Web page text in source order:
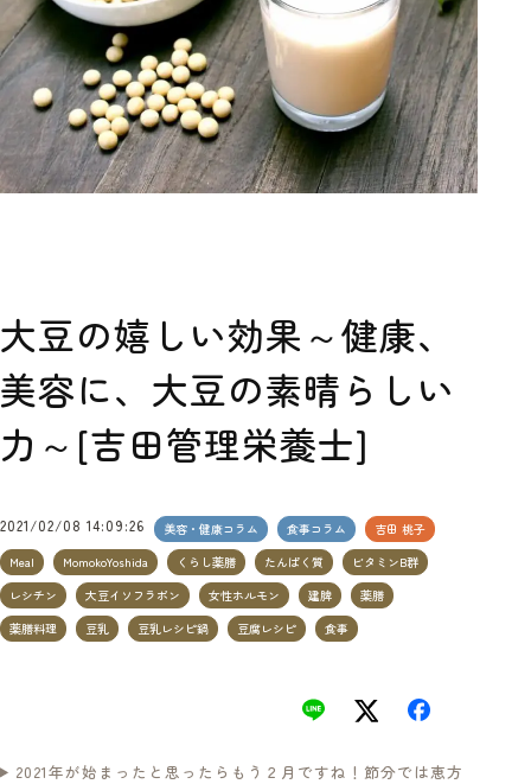
大豆の嬉しい効果～健康、
美容に、大豆の素晴らしい
力～[吉田管理栄養士]
2021/02/08 14:09:26 美容・健康コラム 食事コラム
吉田 桃子
Meal
MomokoYoshida くらし薬膳 たんぱく質
ビタミンB群
レシチン
大豆イソフラボン 女性ホルモン 建脾
薬膳
薬膳料理
豆乳 豆乳レシピ鍋 豆腐レシピ 食事
2021年が始まったと思ったらもう２月ですね！節分では恵方